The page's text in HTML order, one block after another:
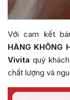
Với cam kết
HÀNG KHÔNG
Vivita quý
chất lượng và